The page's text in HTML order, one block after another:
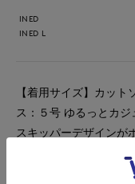
INED
INED L
【着用サイズ】カッ
ス：５号 ゆるっとカ
スキッパーデザインが
のHealthyデニムはい